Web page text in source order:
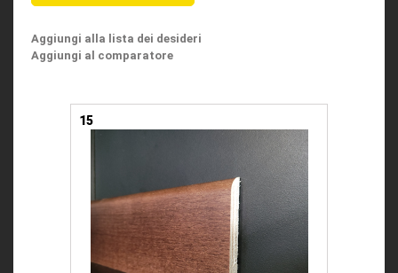
Aggiungi alla lista dei desideri
Aggiungi al comparatore
15